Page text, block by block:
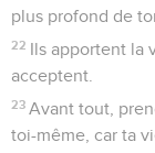
plus profond de
22 Ils apportent la
acceptent.
23 Avant tout,
toi-même, car ta